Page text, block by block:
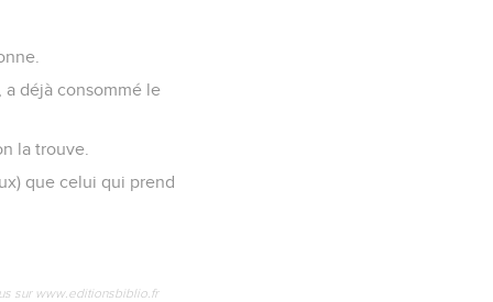
déjà consommé le
la trouve.
que celui qui prend
sur www.editionsbiblio.fr